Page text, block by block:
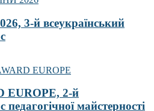
3-й всеукраїнський
EUROPE, 2-й
майстерності